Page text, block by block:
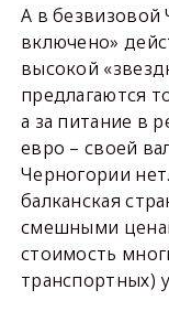
А в безвизовой
включено»
высокой
предлагаются
а за питание в
евро – своей
Черногории
балканская
смешными
стоимость
транспортных)